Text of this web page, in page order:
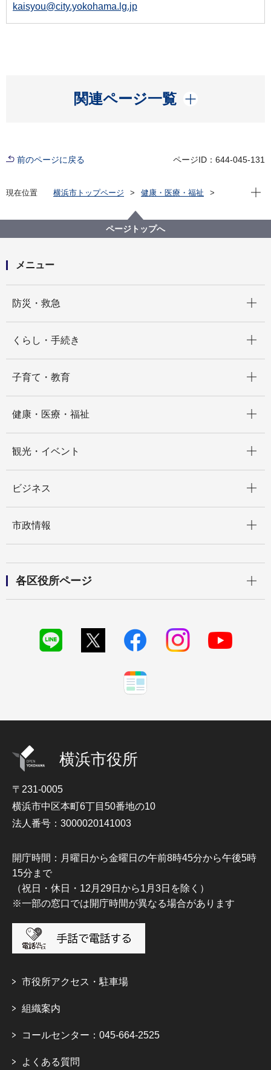
kaisyou@city.yokohama.lg.jp
関連ページ一覧
開く
前のページに戻る ページID：644-045-131
現在位置 横浜市トップページ
健康・医療・福祉
障害者差別解消法への対応
精神障害
（配慮があって良かった事例2）精神障害 その他
現在
ページトップへ
メニュー
防災・救急
くらし・手続き
子育て・教育
健康・医療・福祉
観光・イベント
ビジネス
市政情報
各区役所ページ
横浜市役所
〒231-0005
横浜市中区本町6丁目50番地の10
法人番号：3000020141003
開庁時間：月曜日から金曜日の午前8時45分から午後5時
15分まで
（祝日・休日・12月29日から1月3日を除く）
※一部の窓口では開庁時間が異なる場合があります
市役所アクセス・駐車場
組織案内
コールセンター：045-664-2525
よくある質問